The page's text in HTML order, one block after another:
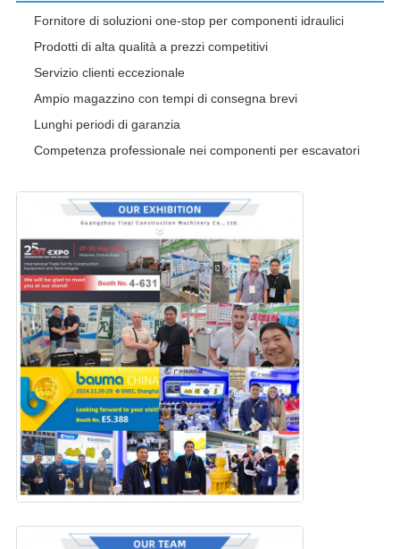
Fornitore di soluzioni one-stop per componenti idraulici
Prodotti di alta qualità a prezzi competitivi
Servizio clienti eccezionale
Ampio magazzino con tempi di consegna brevi
Lunghi periodi di garanzia
Competenza professionale nei componenti per escavatori